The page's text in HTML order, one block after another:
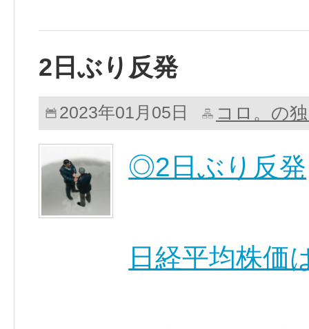
2日ぶり反発
2023年01月05日 コロ。の
◎2日ぶり反発
日経平均株価